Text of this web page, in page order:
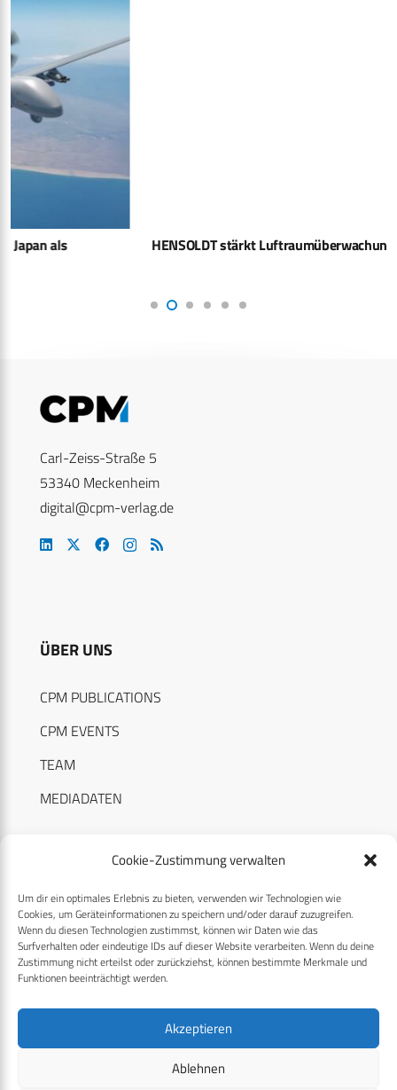
Cookie-Zustimmung verwalten
Um dir ein optimales Erlebnis zu bieten, verwenden wir Technologien wie
Cookies, um Geräteinformationen zu speichern und/oder darauf zuzugreifen.
Wenn du diesen Technologien zustimmst, können wir Daten wie das
Surfverhalten oder eindeutige IDs auf dieser Website verarbeiten. Wenn du deine
Zustimmung nicht erteilst oder zurückziehst, können bestimmte Merkmale und
Funktionen beeinträchtigt werden.
Akzeptieren
Ablehnen
HENSOLDT stärkt Luftraum­überwachung der Ukraine
Carl-Zeiss-Straße 5
53340 Meckenheim
digital@cpm-verlag.de
ÜBER UNS
CPM PUBLICATIONS
CPM EVENTS
TEAM
MEDIADATEN
RECHTLICHES
Datenschutzerklärung
Cookie-Richtlinie (EU)